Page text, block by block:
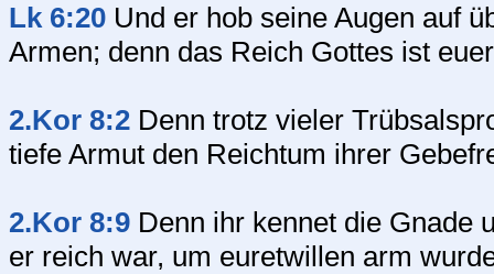
Lk 6:20 Und er hob seine Augen auf
Armen; denn das Reich Gottes ist
2.Kor 8:2 Denn trotz vieler
tiefe Armut den Reichtum ihrer
2.Kor 8:9 Denn ihr kennet die Gnade
er reich war, um euretwillen arm